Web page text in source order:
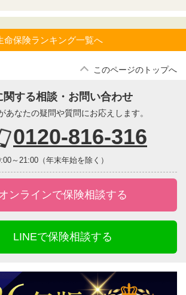
命保険ランキング一覧へ
このページのトップへ
関する相談・お問い合わせ
あなたの疑問や質問にお応えします。
0120-816-316
～21:00（年末年始を除く）
ンラインで保険相談する
LINEで保険相談する